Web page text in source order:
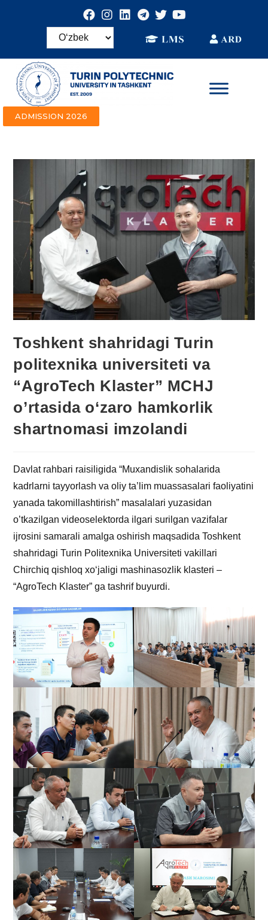
ADMISSION 2026
Toshkent shahridagi Turin
politexnika universiteti va
“AgroTech Klaster” MCHJ
o’rtasida o‘zaro hamkorlik
shartnomasi imzolandi
Davlat rahbari raisiligida “Muxandislik sohalarida
kadrlarni tayyorlash va oliy ta’lim muassasalari faoliyatini
yanada takomillashtirish” masalalari yuzasidan
o’tkazilgan videoselektorda ilgari surilgan vazifalar
ijrosini samarali amalga oshirish maqsadida Toshkent
shahridagi Turin Politexnika Universiteti vakillari
Chirchiq qishloq xo‘jaligi mashinasozlik klasteri –
“AgroTech Klaster” ga tashrif buyurdi.